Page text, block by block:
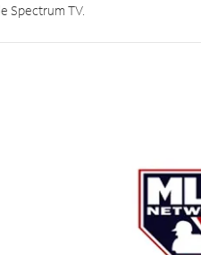
Spectrum TV.